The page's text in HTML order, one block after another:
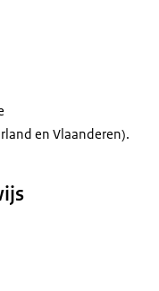
en Vlaanderen).